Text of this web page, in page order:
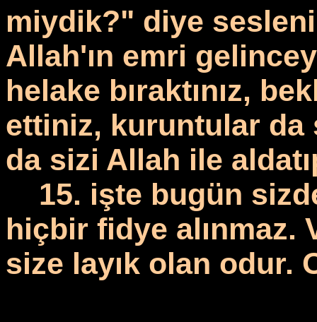
miydik?" diye
Allah'ın emri
helake bıraktınız,
ettiniz, kuruntular da
da sizi Allah ile
15. işte bugün
hiçbir fidye alınmaz.
size layık olan odur.